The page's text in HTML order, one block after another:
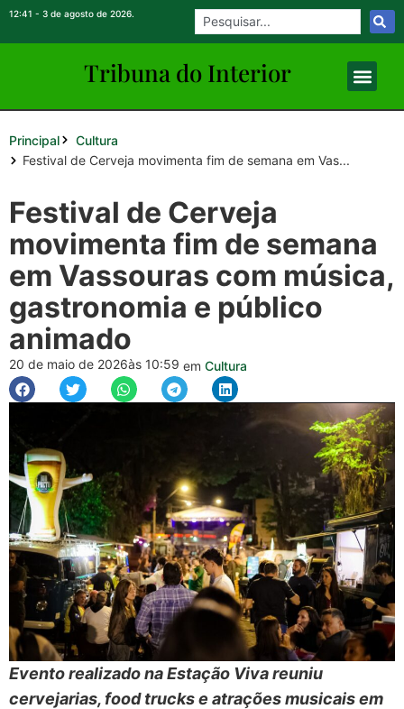
12:41 - 3 de agosto de 2026.
Tribuna do Interior
Principal
Cultura
Festival de Cerveja movimenta fim de semana em Vas...
Festival de Cerveja
movimenta fim de semana
em Vassouras com música,
gastronomia e público
animado
20 de maio de 2026às 10:59 em Cultura
Evento realizado na Estação Viva reuniu
cervejarias, food trucks e atrações musicais em